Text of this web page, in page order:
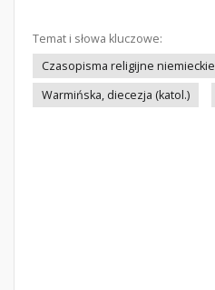
Temat i słowa kluczowe:
Czasopisma religijne niemieckie
Warmińska, diecezja (katol.)